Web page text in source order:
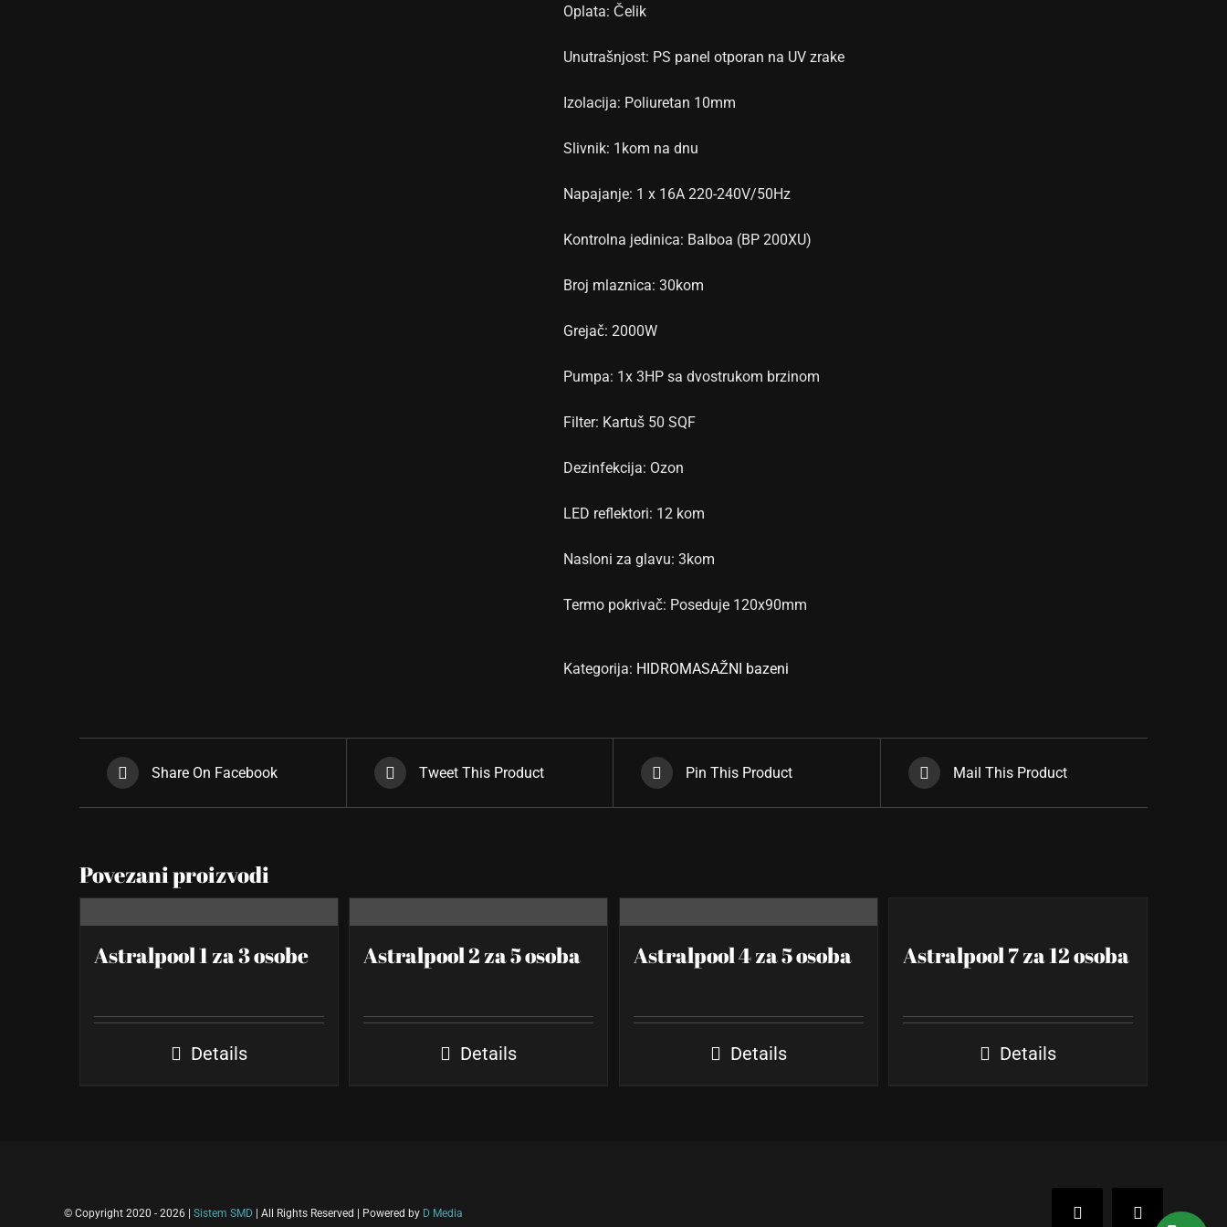
Oplata: Čelik
Unutrašnjost: PS panel otporan na UV zrake
Izolacija: Poliuretan 10mm
Slivnik: 1kom na dnu
Napajanje: 1 x 16A 220-240V/50Hz
Kontrolna jedinica: Balboa (BP 200XU)
Broj mlaznica: 30kom
Grejač: 2000W
Pumpa: 1x 3HP sa dvostrukom brzinom
Filter: Kartuš 50 SQF
Dezinfekcija: Ozon
LED reflektori: 12 kom
Nasloni za glavu: 3kom
Termo pokrivač: Poseduje 120x90mm
Kategorija: HIDROMASAŽNI bazeni
Share On Facebook Tweet This Product Pin This Product Mail This Product
Povezani proizvodi
Astralpool 1 za 3 osobe
Details
Astralpool 2 za 5 osoba
Details
Astralpool 4 za 5 osoba
Details
Astralpool 7 za 12 osoba
Details
© Copyright 2020 - 2026 | Sistem SMD | All Rights Reserved | Powered by D Media FacebookInstagram